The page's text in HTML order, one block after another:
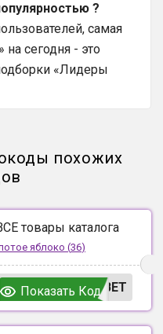
?
самая
на сегодня - это
«Лидеры
похожих
товары каталога
яблоко (36)
ВЕТ
Показать Код